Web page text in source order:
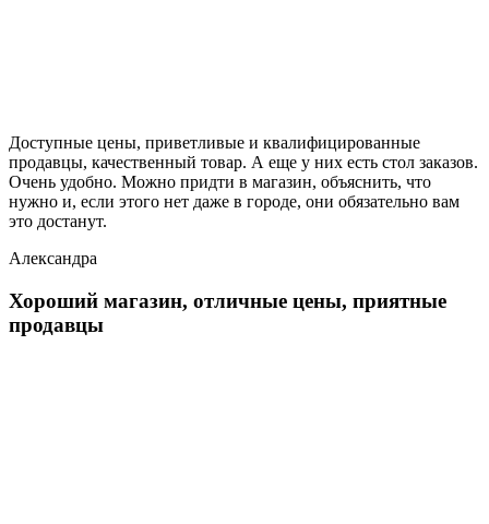
Доступные цены, приветливые и квалифицированные
продавцы, качественный товар. А еще у них есть стол заказов.
Очень удобно. Можно придти в магазин, объяснить, что
нужно и, если этого нет даже в городе, они обязательно вам
это достанут.
Александра
Хороший магазин, отличные цены, приятные
продавцы